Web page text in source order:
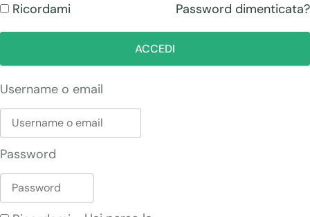
Ricordami
ACCEDI
Password dimenticata?
Username o email
Password